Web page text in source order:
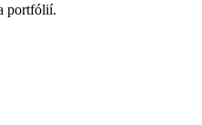
portfólií.